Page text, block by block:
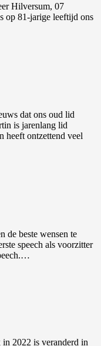
Hilversum, 07
op 81-jarige leeftijd ons
dat ons oud lid
is jarenlang lid
heeft ontzettend veel
de beste wensen te
speech als voorzitter
2022 is veranderd in